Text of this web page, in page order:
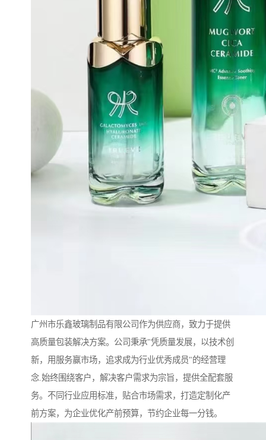
广州市乐鑫玻璃制品有限公司作为供应商，致力于提供
高质量包装解决方案。公司秉承"凭质量发展，以技术创
新，用服务赢市场，追求成为行业优秀成员"的经营理
念.始终围绕客户，解决客户需求为宗旨，提供全配套服
务。不同行业应用标准，贴合市场需求，打造定制化产
前方案，为企业优化产前预算，节约企业每一分钱。